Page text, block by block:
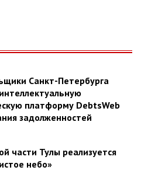
Санкт-Петербурга
платформу DebtsWeb
задолженностей
части Тулы реализуется
небо»